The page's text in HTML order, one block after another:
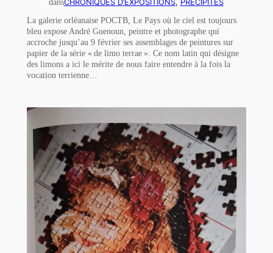
CHRONIQUES D’EXPOSITIONS, PRÉCIPITÉS
La galerie orléanaise POCTB, Le Pays où le ciel est toujours
bleu expose André Guenoun, peintre et photographe qui
accroche jusqu’au 9 février ses assemblages de peintures sur
papier de la série « de limo terrae ». Ce nom latin qui désigne
des limons a ici le mérite de nous faire entendre à la fois la
vocation terrienne…